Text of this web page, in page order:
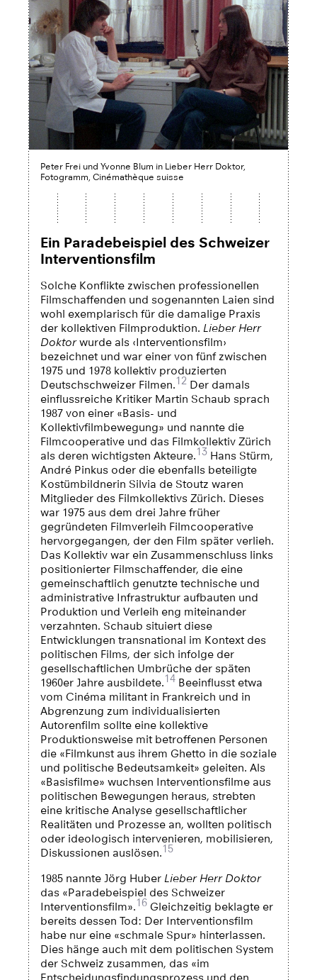
Peter Frei und Yvonne Blum in Lieber Herr Doktor,
Fotogramm, Cinémathèque suisse
Ein Paradebeispiel des Schweizer
Interventionsfilm
Solche Konflikte zwischen professionellen
Filmschaffenden und sogenannten Laien sind
wohl exemplarisch für die damalige Praxis
der kollektiven Filmproduktion. Lieber Herr
Doktorwurde als ‹Interventionsfilm›
bezeichnet und war einer von fünf zwischen
1975 und 1978 kollektiv produzierten
Deutschschweizer Filmen.12Der damals
einflussreiche Kritiker Martin Schaub sprach
1987 von einer «Basis- und
Kollektivfilmbewegung» und nannte die
Filmcooperative und das Filmkollektiv Zürich
als deren wichtigsten Akteure.13Hans Stürm,
André Pinkus oder die ebenfalls beteiligte
Kostümbildnerin Silvia de Stoutz waren
Mitglieder des Filmkollektivs Zürich. Dieses
war 1975 aus dem drei Jahre früher
gegründeten Filmverleih Filmcooperative
hervorgegangen, der den Film später verlieh.
Das Kollektiv war ein Zusammenschluss links
positionierter Filmschaffender, die eine
gemeinschaftlich genutzte technische und
administrative Infrastruktur aufbauten und
Produktion und Verleih eng miteinander
verzahnten. Schaub situiert diese
Entwicklungen transnational im Kontext des
politischen Films, der sich infolge der
gesellschaftlichen Umbrüche der späten
1960er Jahre ausbildete.14Beeinflusst etwa
vom Cinéma militant in Frankreich und in
Abgrenzung zum individualisierten
Autorenfilm sollte eine kollektive
Produktionsweise mit betroffenen Personen
die «Filmkunst aus ihrem Ghetto in die soziale
und politische Bedeutsamkeit» geleiten. Als
«Basisfilme» wuchsen Interventionsfilme aus
politischen Bewegungen heraus, strebten
eine kritische Analyse gesellschaftlicher
Realitäten und Prozesse an, wollten politisch
oder ideologisch intervenieren, mobilisieren,
Diskussionen auslösen.15
1985 nannte Jörg Huber Lieber Herr Doktor
das «Paradebeispiel des Schweizer
Interventionsfilm».16Gleichzeitig beklagte er
bereits dessen Tod: Der Interventionsfilm
habe nur eine «schmale Spur» hinterlassen.
Dies hänge auch mit dem politischen System
der Schweiz zusammen, das «im